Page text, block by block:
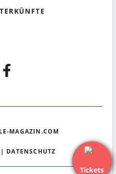
Tickets
MAGAZIN.COM
| DATENSCHUTZ